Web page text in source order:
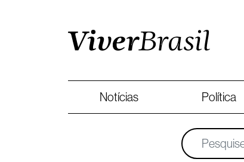
Notícias Política